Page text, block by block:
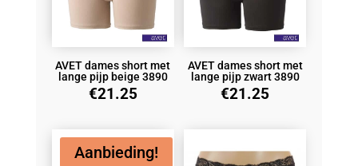
AVET dames short met
lange pijp beige 3890
€21.25
AVET dames short met
lange pijp zwart 3890
€21.25
Aanbieding!